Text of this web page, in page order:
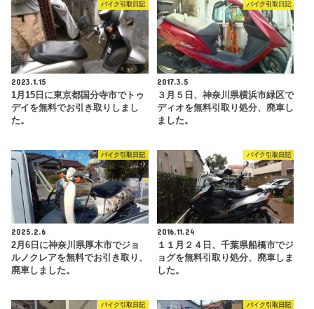
バイク引取日記
2023.1.15
1月15日に東京都国分寺市でトゥ
デイを無料でお引き取りしまし
た。
バイク引取日記
2017.3.5
３月５日、神奈川県横浜市緑区で
ディオを無料引取り処分、廃車し
ました。
バイク引取日記
2025.2.6
2月6日に神奈川県厚木市でジョ
ルノクレアを無料でお引き取り、
廃車しました。
バイク引取日記
2016.11.24
１１月２４日、千葉県船橋市でジ
ョグを無料引取り処分、廃車しま
した。
バイク引取日記 バイク引取日記